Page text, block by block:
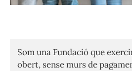
Som una Fundació que
obert, sense murs de